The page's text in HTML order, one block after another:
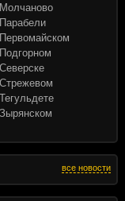
все новости